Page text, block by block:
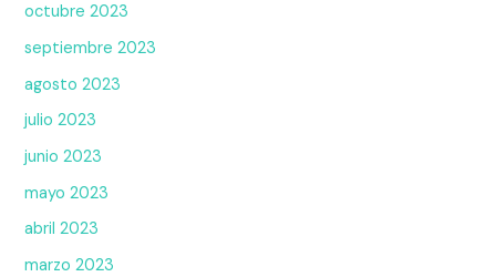
octubre 2023
septiembre 2023
agosto 2023
julio 2023
junio 2023
mayo 2023
abril 2023
marzo 2023